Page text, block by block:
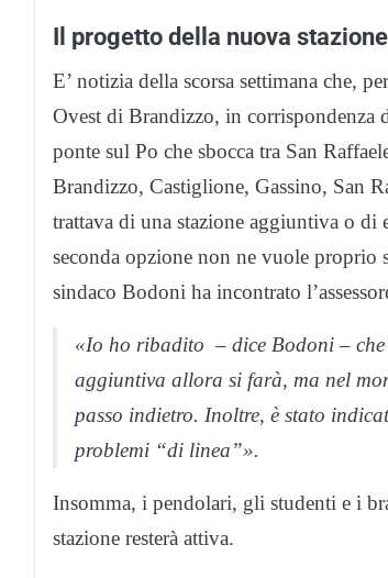
Il progetto della nuova stazione
E’ notizia della scorsa settimana che,
Ovest di Brandizzo, in corrispondenza
ponte sul Po che sbocca tra San
Brandizzo, Castiglione, Gassino, San
trattava di una stazione aggiuntiva o di
seconda opzione non ne vuole proprio
sindaco Bodoni ha incontrato
«Io ho ribadito – dice Bodoni –
aggiuntiva allora si farà, ma nel
passo indietro. Inoltre, è stato
problemi “di linea”».
Insomma, i pendolari, gli studenti e i
stazione resterà attiva.